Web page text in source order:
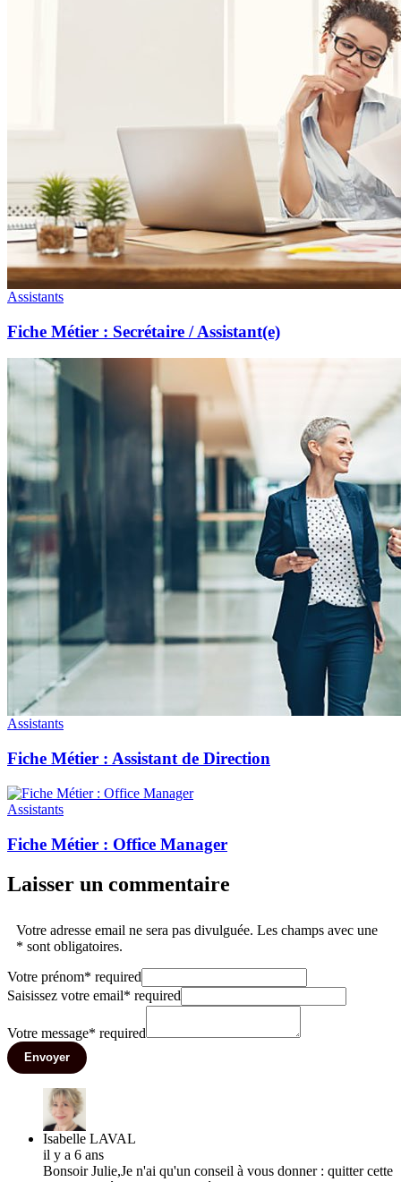
Assistants
Fiche Métier : Secrétaire / Assistant(e)
Assistants
Fiche Métier : Assistant de Direction
Assistants
Fiche Métier : Office Manager
Laisser un commentaire
Votre adresse email ne sera pas divulguée. Les champs avec une
* sont obligatoires.
Votre prénom* required
Saisissez votre email* required
Votre message* required
Envoyer
Isabelle LAVAL
il y a 6 ans
Bonsoir Julie,Je n'ai qu'un conseil à vous donner : quitter cette